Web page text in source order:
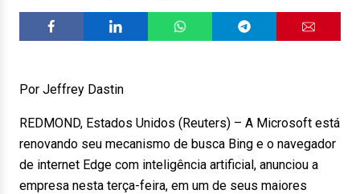
Por Jeffrey Dastin
REDMOND, Estados Unidos (Reuters) – A Microsoft está
renovando seu mecanismo de busca Bing e o navegador
de internet Edge com inteligência artificial, anunciou a
empresa nesta terça-feira, em um de seus maiores